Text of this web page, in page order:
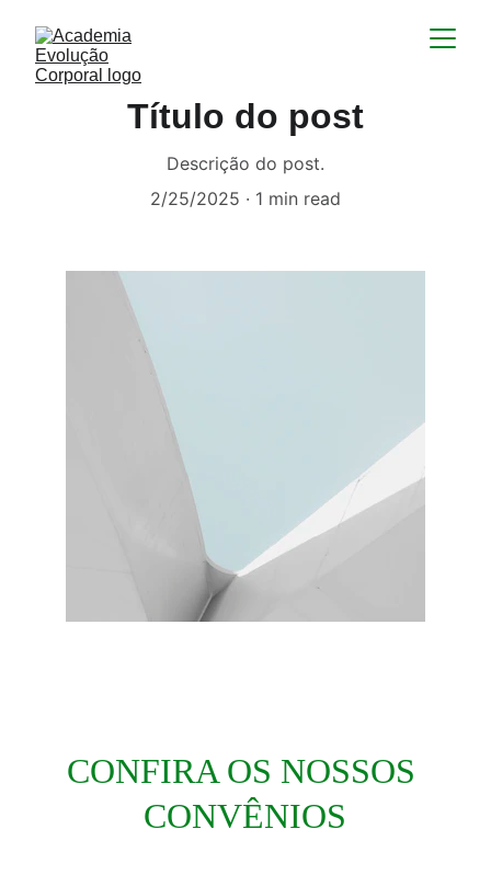
Título do post
Descrição do post.
2/25/2025
1 min read
CONFIRA OS NOSSOS
CONVÊNIOS